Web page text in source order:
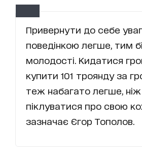
Привернути до себе
поведінкою легше, тим
молодості. Кидатися
купити 101 троянду за
теж набагато легше,
піклуватися про свою
зазначає Єгор Тополов.